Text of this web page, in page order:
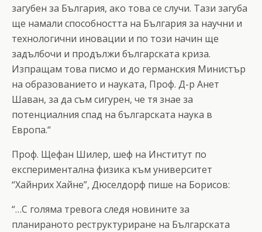
загубен за България, ако това се случи. Тази загуба
ще намали способността на България за научни и
технологични иновации и по този начин ще
задълбочи и продължи българската криза.
Изпращам това писмо и до германския Министър
на образованието и науката, Проф. Д-р Анет
Шаван, за да съм сигурен, че тя знае за
потенциалния спад на българската наука в
Европа.“
Проф. Щефан Шилер, шеф на Институт по
експериментална физика към университет
“Хайнрих Хайне”, Дюселдорф пише на Борисов:
“…С голяма тревога следя новините за
планираното реструктуриране на Българската